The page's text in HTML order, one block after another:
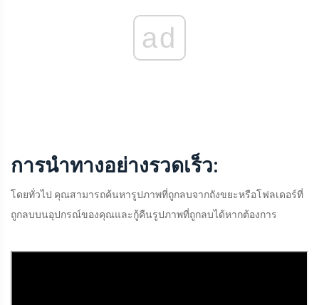
ad
การนำทางอย่างรวดเร็ว:
โดยทั่วไป คุณสามารถค้นหารูปภาพที่ถูกลบจากถังขยะหรือโฟลเดอร์ที่
ถูกลบบนอุปกรณ์ของคุณและกู้คืนรูปภาพที่ถูกลบได้หากต้องการ